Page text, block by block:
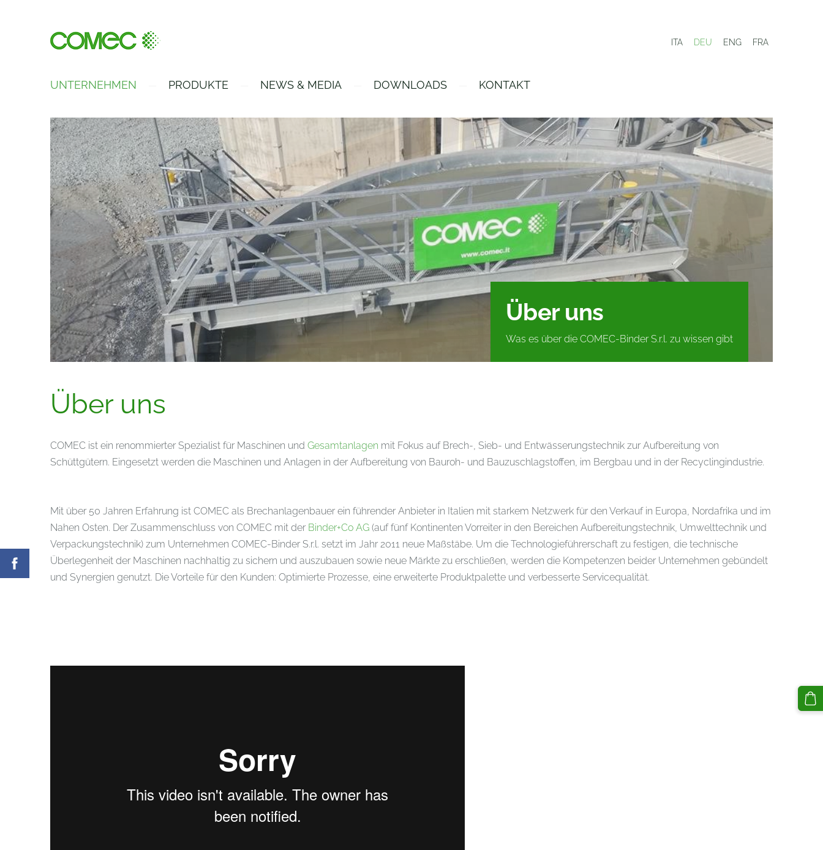
UNTERNEHMEN PRODUKTE NEWS & MEDIA DOWNLOADS KONTAKT
ITA DEU ENG FRA
Über uns
Was es über die COMEC-Binder S.r.l. zu wissen gibt
Über uns
COMEC ist ein renommierter Spezialist für Maschinen und Gesamtanlagen mit Fokus auf Brech-, Sieb- und Entwässerungstechnik zur Aufbereitung von
Schüttgütern. Eingesetzt werden die Maschinen und Anlagen in der Aufbereitung von Bauroh- und Bauzuschlagstoffen, im Bergbau und in der Recyclingindustrie.
Mit über 50 Jahren Erfahrung ist COMEC als Brechanlagenbauer ein führender Anbieter in Italien mit starkem Netzwerk für den Verkauf in Europa, Nordafrika und im
Nahen Osten. Der Zusammenschluss von COMEC mit der Binder+Co AG (auf fünf Kontinenten Vorreiter in den Bereichen Aufbereitungstechnik, Umwelttechnik und
Verpackungstechnik) zum Unternehmen COMEC-Binder S.r.l. setzt im Jahr 2011 neue Maßstäbe. Um die Technologieführerschaft zu festigen, die technische
Überlegenheit der Maschinen nachhaltig zu sichern und auszubauen sowie neue Märkte zu erschließen, werden die Kompetenzen beider Unternehmen gebündelt
und Synergien genutzt. Die Vorteile für den Kunden: Optimierte Prozesse, eine erweiterte Produktpalette und verbesserte Servicequalität.